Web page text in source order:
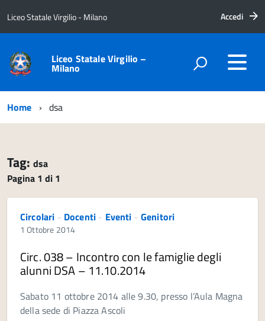
Liceo Statale Virgilio - Milano Accedi
Liceo Statale Virgilio –
Milano
Home dsa
Tag: dsa
Pagina 1 di 1
Circolari - Docenti - Eventi - Genitori
1 Ottobre 2014
Circ. 038 – Incontro con le famiglie degli
alunni DSA – 11.10.2014
Sabato 11 ottobre 2014 alle 9.30, presso l’Aula Magna
della sede di Piazza Ascoli